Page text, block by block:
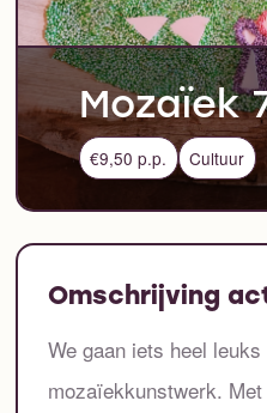
Mozaïek
€9,50 p.p. Cultuur
Omschrijving
We gaan iets heel
mozaïekkunstwerk.